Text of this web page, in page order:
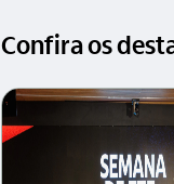
Confira os